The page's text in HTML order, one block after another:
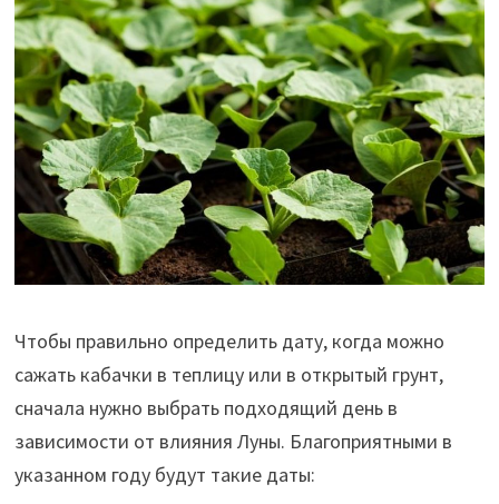
Чтобы правильно определить дату, когда можно
сажать кабачки в теплицу или в открытый грунт,
сначала нужно выбрать подходящий день в
зависимости от влияния Луны. Благоприятными в
указанном году будут такие даты: